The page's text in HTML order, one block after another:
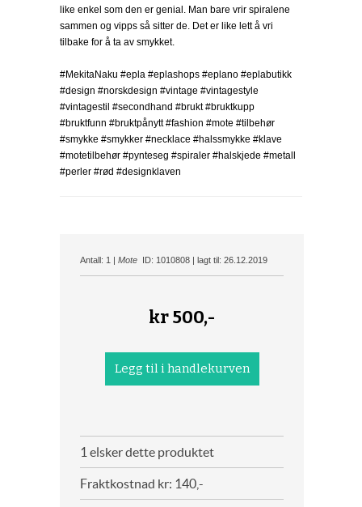
like enkel som den er genial. Man bare vrir spiralene
sammen og vipps så sitter de. Det er like lett å vri
tilbake for å ta av smykket.
#MekitaNaku #epla #eplashops #eplano #eplabutikk
#design #norskdesign #vintage #vintagestyle
#vintagestil #secondhand #brukt #bruktkupp
#bruktfunn #bruktpånytt #fashion #mote #tilbehør
#smykke #smykker #necklace #halssmykke #klave
#motetilbehør #pynteseg #spiraler #halskjede #metall
#perler #rød #designklaven
Antall: 1 | Mote ID: 1010808 | lagt til: 26.12.2019
kr500,-
1 elsker dette produktet
Fraktkostnad kr: 140,-